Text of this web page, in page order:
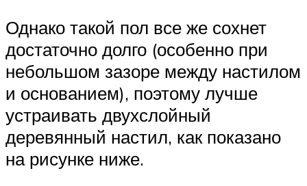
Однако такой пол все же сохнет
достаточно долго (особенно при
небольшом зазоре между настилом
и основанием), поэтому лучше
устраивать двухслойный
деревянный настил, как показано
на рисунке ниже.